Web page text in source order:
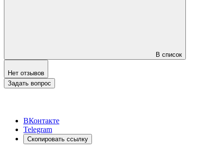
В список
Нет отзывов
Задать вопрос
ВКонтакте
Telegram
Скопировать ссылку